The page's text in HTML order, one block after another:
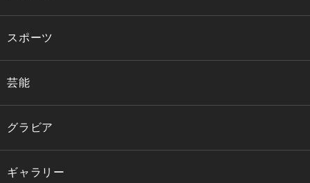
スポーツ
芸能
グラビア
ギャラリー